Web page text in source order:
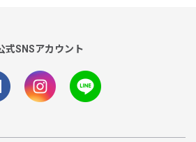
式SNSアカウント